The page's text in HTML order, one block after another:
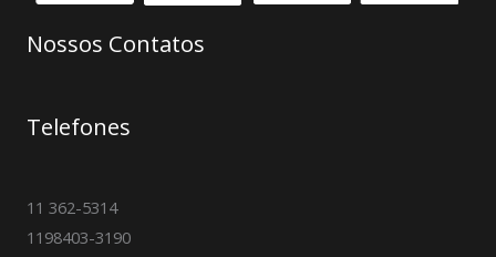
Nossos Contatos
Telefones
11 362-5314
1198403-3190